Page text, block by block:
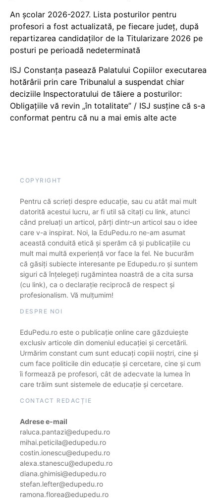
An școlar 2026-2027. Lista posturilor pentru
profesori a fost actualizată, pe fiecare județ, după
repartizarea candidaților de la Titularizare 2026 pe
posturi pe perioadă nedeterminată
ISJ Constanța pasează Palatului Copiilor executarea
hotărârii prin care Tribunalul a suspendat chiar
deciziile Inspectoratului de tăiere a posturilor:
Obligațiile vă revin „în totalitate” / ISJ susține că s-a
conformat pentru că nu a mai emis alte acte
COPYRIGHT
Pentru că scrieți despre educație, sau cu atât mai mult
datorită acestui lucru, ar fi util să citați cu link, atunci
când preluați un articol, părți dintr-un articol sau o idee
care v-a inspirat. Noi, la EduPedu.ro ne-am asumat
această conduită etică și sperăm că și publicațiile cu
mult mai multă experiență vor face la fel. Ne bucurăm
că găsiți subiecte interesante pe Edupedu.ro și suntem
siguri că înțelegeți rugămintea noastră de a cita sursa
(cu link), ca o declarație reciprocă de respect și
profesionalism. Vă mulțumim!
DESPRE NOI
EduPedu.ro este o publicație online care găzduiește
exclusiv articole din domeniul educației și cercetării.
Urmărim constant cum sunt educați copiii noștri, cine și
cum face politicile din educație și cercetare, cine și cum
îi formează pe profesori, cât de adecvate la lumea în
care trăim sunt sistemele de educație și cercetare.
CONTACT REDACȚIE
Adrese e-mail
raluca.pantazi@edupedu.ro
mihai.peticila@edupedu.ro
costin.ionescu@edupedu.ro
alexa.stanescu@edupedu.ro
diana.ghimisi@edupedu.ro
stefan.lefter@edupedu.ro
ramona.florea@edupedu.ro